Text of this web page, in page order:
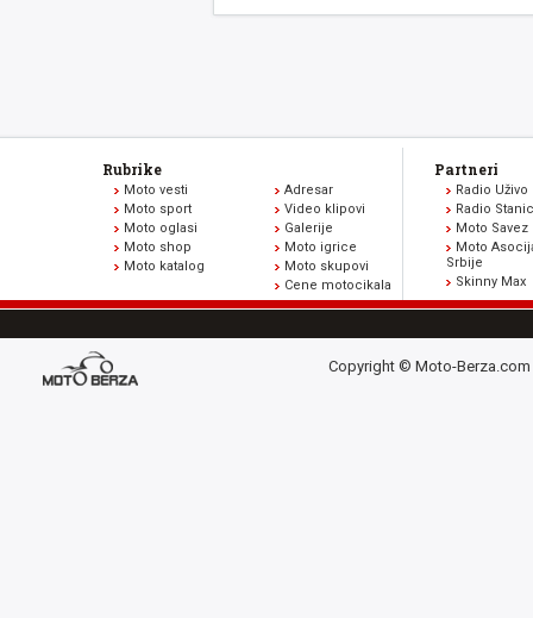
Rubrike
Moto vesti
Moto sport
Moto oglasi
Moto shop
Moto katalog
Adresar
Video klipovi
Galerije
Moto igrice
Moto skupovi
Cene motocikala
Partneri
Radio Uživo
Radio
Moto Savez
Moto
Srbije
Skinny Max
Copyright © Moto-Berza.com